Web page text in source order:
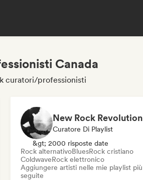
Canada
curatori/professionisti
New Rock Revolution
Curatore Di Playlist
&gt; 2000 risposte date
Rock alternativoBluesRock cristiano
ColdwaveRock elettronico
Aggiungere artisti nelle mie playlist più
seguite